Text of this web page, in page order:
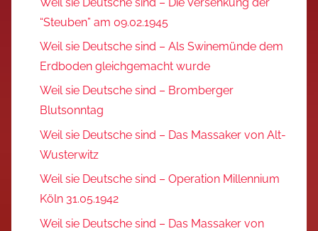
“Steuben” am 09.02.1945
Weil sie Deutsche sind – Als Swinemünde dem
Erdboden gleichgemacht wurde
Weil sie Deutsche sind – Bromberger
Blutsonntag
Weil sie Deutsche sind – Das Massaker von Alt-
Wusterwitz
Weil sie Deutsche sind – Operation Millennium
Köln 31.05.1942
Weil sie Deutsche sind – Das Massaker von